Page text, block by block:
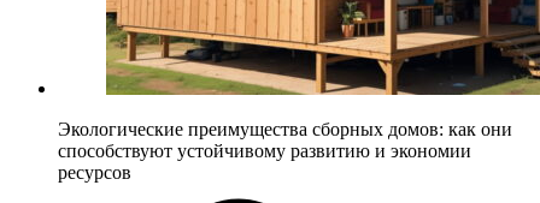
Экологические преимущества сборных домов: как они
способствуют устойчивому развитию и экономии
ресурсов